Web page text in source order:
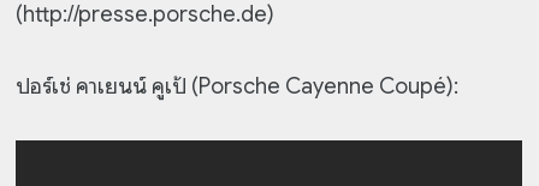
(http://presse.porsche.de)
ปอร์เช่ คาเยนน์ คูเป้ (Porsche Cayenne Coupé):